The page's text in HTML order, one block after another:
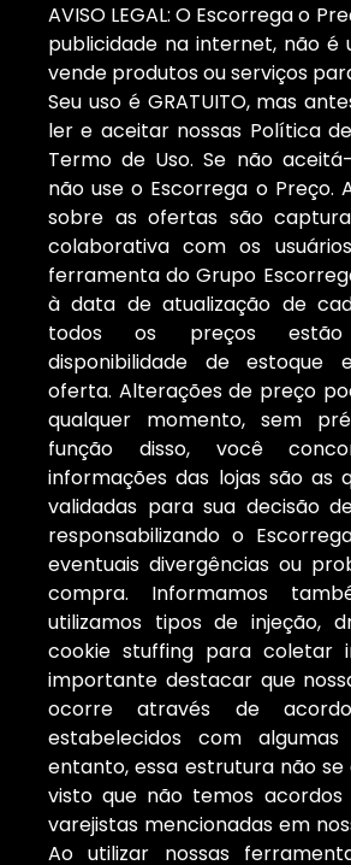
AVISO LEGAL: O Escorrega o
publicidade na internet, não é
vende produtos ou serviços
Seu uso é GRATUITO, mas
ler e aceitar nossas Política
Termo de Uso. Se não
não use o Escorrega o Preço.
sobre as ofertas são
colaborativa com os
ferramenta do Grupo
à data de atualização de
todos os preços
disponibilidade de estoque
oferta. Alterações de preço
qualquer momento, sem
função disso, você
informações das lojas são as
validadas para sua decisão
responsabilizando o
eventuais divergências ou
compra. Informamos
utilizamos tipos de injeção,
cookie stuffing para coletar
importante destacar que
ocorre através de
estabelecidos com algumas
entanto, essa estrutura não
visto que não temos
varejistas mencionadas em
Ao utilizar nossas